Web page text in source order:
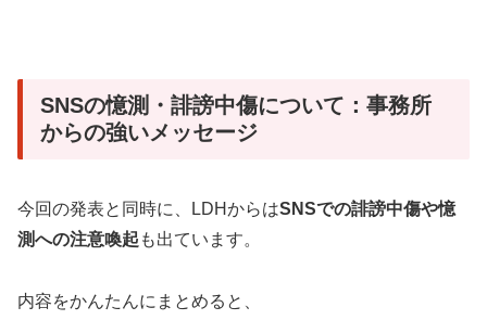
SNSの憶測・誹謗中傷について：事務所
からの強いメッセージ
今回の発表と同時に、LDHからはSNSでの誹謗中傷や憶
測への注意喚起 も出ています。
内容をかんたんにまとめると、